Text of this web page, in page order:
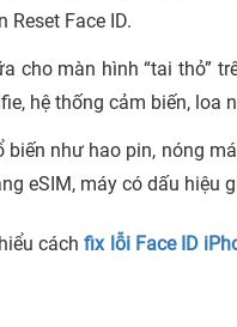
Reset Face ID.
màn hình “tai thỏ”
hệ thống cảm biến, loa
như hao pin, nóng
eSIM, máy có dấu hiệu
cáchfix lỗi Face ID